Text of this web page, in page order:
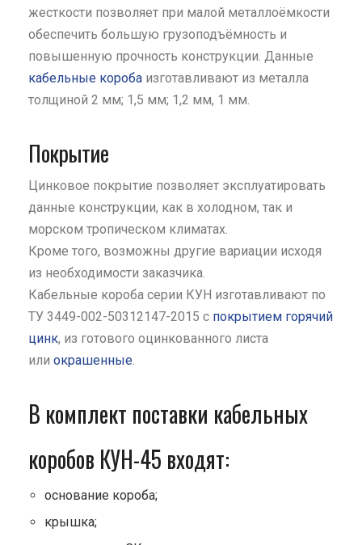
жесткости позволяет при малой металлоёмкости
обеспечить большую грузоподъёмность и
повышенную прочность конструкции. Данные
кабельные короба изготавливают из металла
толщиной 2 мм; 1,5 мм; 1,2 мм, 1 мм.
Покрытие
Цинковое покрытие позволяет эксплуатировать
данные конструкции, как в холодном, так и
морском тропическом климатах.
Кроме того, возможны другие вариации исходя
из необходимости заказчика.
Кабельные короба серии КУН изготавливают по
ТУ 3449-002-50312147-2015 с покрытием горячий
цинк, из готового оцинкованного листа
или окрашенные.
В комплект поставки кабельных
коробов КУН-45 входят:
основание короба;
крышка;